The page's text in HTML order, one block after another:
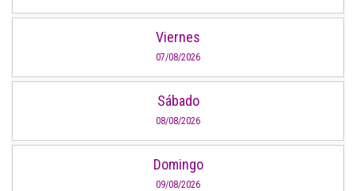
Viernes
07/08/2026
Sábado
08/08/2026
Domingo
09/08/2026